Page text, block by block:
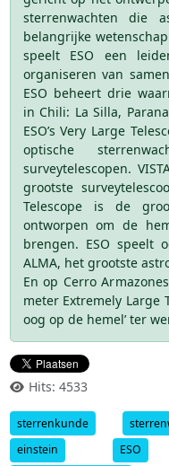
sterrenwachten die
belangrijke
speelt ESO een
organiseren van
ESO beheert drie
in Chili: La Silla,
ESO’s Very Large
optische
surveytelescopen.
grootste
Telescope is de
ontworpen om de
brengen. ESO speelt
ALMA, het grootste
En op Cerro
meter Extremely Large
oog op de hemel’ ter
Hits: 4533
sterrenkunde
einstein
ESO